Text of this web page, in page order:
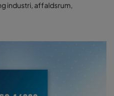
industri, affaldsrum,